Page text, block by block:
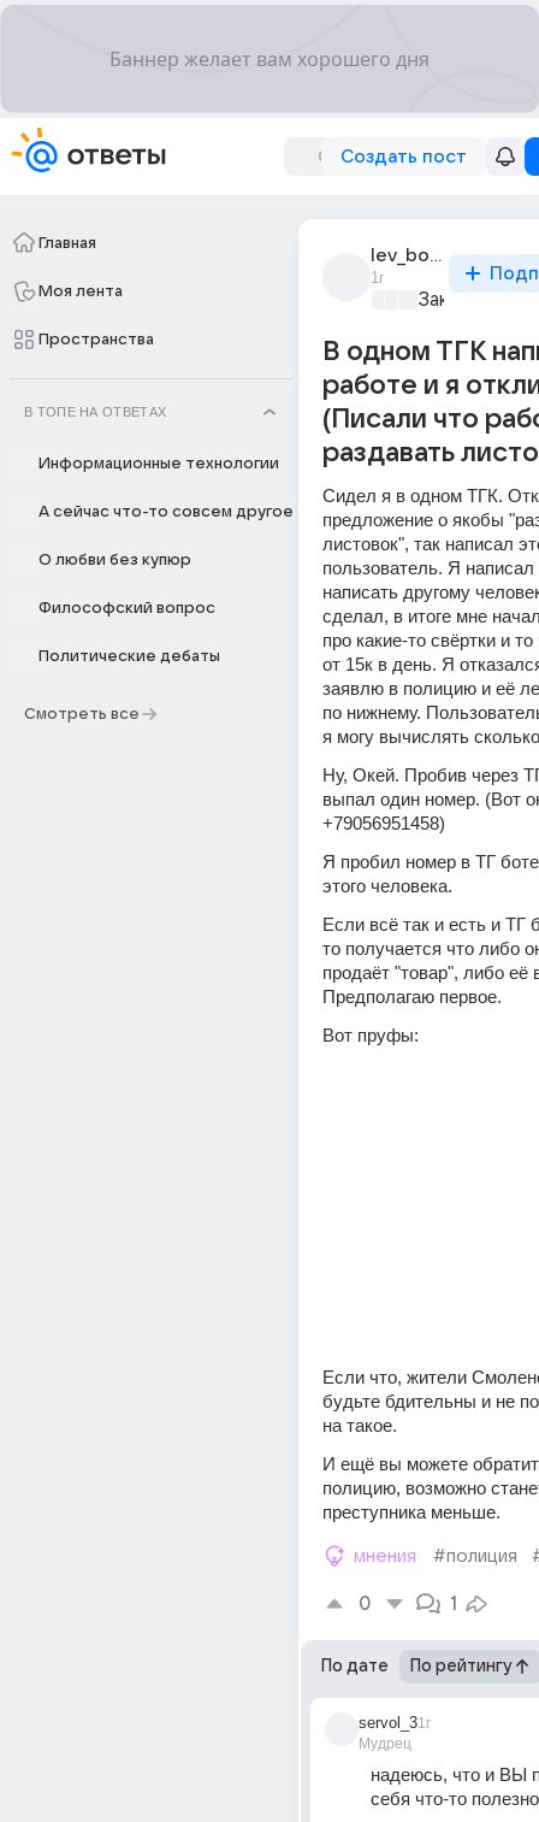
Создать пост
Главная
Моя лента
Пространства
В ТОПЕ НА ОТВЕТАХ
Информационные технологии
А сейчас что-то совсем другое
О любви без купюр
Философский вопрос
Политические дебаты
Смотреть все
lev_bobok
1г
Закон и
В одном ТГК
работе и я
(Писали что
раздавать
Сидел я в одном ТГК.
предложение о якобы
листовок", так написал
пользователь. Я написал
написать другому
сделал, в итоге мне
про какие-то свёртки и
от 15к в день. Я
заявлю в полицию и её
по нижнему.
я могу вычислять
Ну, Окей. Пробив через
выпал один номер. (Вот
+79056951458)
Я пробил номер в ТГ
этого человека.
Если всё так и есть и ТГ
то получается что либо
продаёт "товар", либо её
Предполагаю первое.
Вот пруфы:
Если что, жители
будьте бдительны и не
на такое.
И ещё вы можете
полицию, возможно
преступника меньше.
мнения #полиция
0 1
По дате По рейтингу
servol_3
Мудрец
1г
надеюсь, что и ВЫ
себя что-то